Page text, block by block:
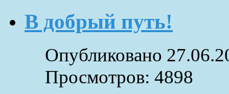
В добрый путь!
Опубликовано
Просмотров: 4898